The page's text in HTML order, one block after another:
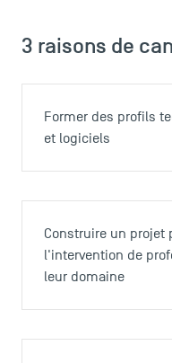
Le corps professoral
Accréditations
3 raisons de
Former des profils
et logiciels
Construire un projet
l'intervention de
leur domaine